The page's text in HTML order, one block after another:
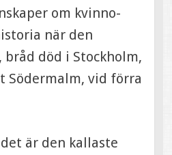
om kvinno-
när den
död i Stockholm,
Södermalm, vid förra
är den kallaste